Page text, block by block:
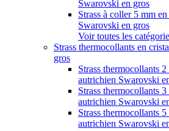
Swarovski en gros
Strass à coller 5 mm
Swarovski en gros
Voir toutes les
Strass thermocollants en
gros
Strass thermocollants
autrichien Swarovski
Strass thermocollants
autrichien Swarovski
Strass thermocollants
autrichien Swarovski